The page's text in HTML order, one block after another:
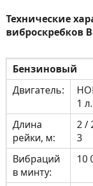
Технические
виброскребков
Бензиновый
Двигатель:
1
Длина
рейки, м:
2 /
3
Вибраций
в минту:
10